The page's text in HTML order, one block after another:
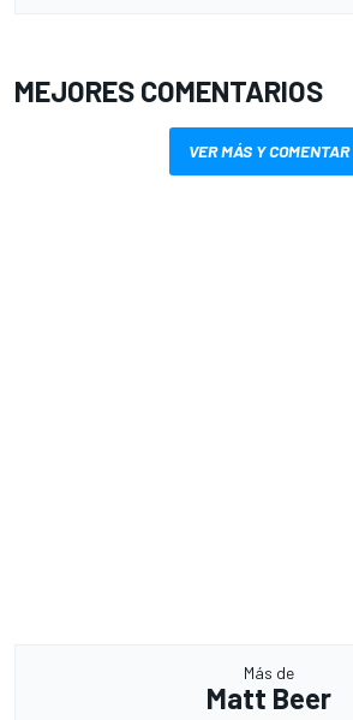
MEJORES COMENTARIOS
VER MÁS Y COMENTAR
Más de
Matt Beer